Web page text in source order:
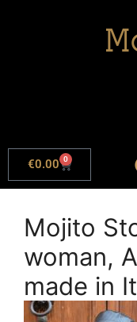
€0.00 0
Mojito
woman,
made in